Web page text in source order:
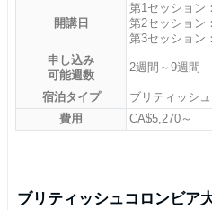
開講日
第1セッション
第2セッション
第3セッション
申し込み
可能週数
2週間～9週間
宿泊タイプ
ブリティッシ
費用
CA$5,270～
ブリティッシュコロンビア